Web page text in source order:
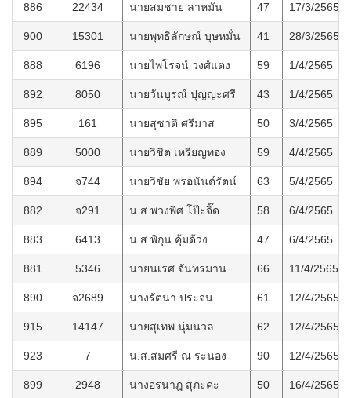
886 22434 นายสมชาย ลาหมัน 47 17/3/2565
900 15301 นายพุทธิลักษณ์ บุษหมั่น 41 28/3/2565
888 6196 นายไพโรจน์ วงศ์แตง 59 1/4/2565
892 8050 นายวันบูรณ์ ปุญญะศรี 43 1/4/2565
895 161 นายสุชาติ ศรีมาส 50 3/4/2565
889 5000 นายวิชิต เหรียญทอง 59 4/4/2565
894 จ744 นายวิชัย พรอนันต์รัตน์ 63 5/4/2565
882 จ291 น.ส.พวงพิศ โป๊ะจิ๊ด 58 6/4/2565
883 6413 น.ส.พิกุน คุ้มด้วง 47 6/4/2565
881 5346 นายนเรศ จันทรมาน 66 11/4/2565
890 จ2689 นางรัตนา ประจน 61 12/4/2565
915 14147 นายสุเทพ นุ่มนวล 62 12/4/2565
923 7 น.ส.สมศรี ณ ระนอง 90 12/4/2565
899 2948 นางอรนาฎ สุภะคะ 50 16/4/2565